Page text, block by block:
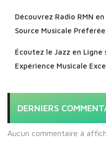
Découvrez Radio RMN
Source Musicale Préférée
Écoutez le Jazz en Ligne
Expérience Musicale
DERNIERS
Aucun commentaire à